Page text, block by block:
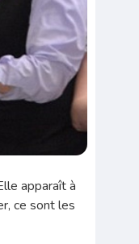
apparaît à
ce sont les